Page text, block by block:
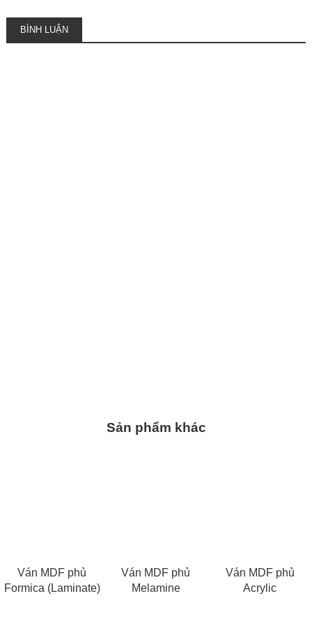
BÌNH LUẬN
Sản phẩm khác
Ván MDF phủ
Formica (Laminate)
Ván MDF phủ
Melamine
Ván MDF phủ
Acrylic